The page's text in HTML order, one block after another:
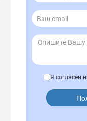
Я согласен